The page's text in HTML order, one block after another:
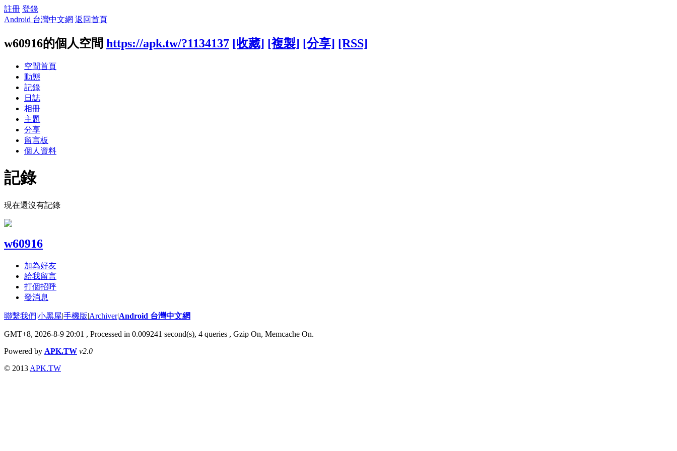
註冊 登錄
Android 台灣中文網 返回首頁
w60916的個人空間 https://apk.tw/?1134137 [收藏] [複製] [分享] [RSS]
空間首頁
動態
記錄
日誌
相冊
主題
分享
留言板
個人資料
記錄
現在還沒有記錄
w60916
加為好友
給我留言
打個招呼
發消息
聯繫我們|小黑屋|手機版|Archiver|Android 台灣中文網
GMT+8, 2026-8-9 20:01 , Processed in 0.009241 second(s), 4 queries , Gzip On, Memcache On.
Powered by APK.TW v2.0
© 2013 APK.TW